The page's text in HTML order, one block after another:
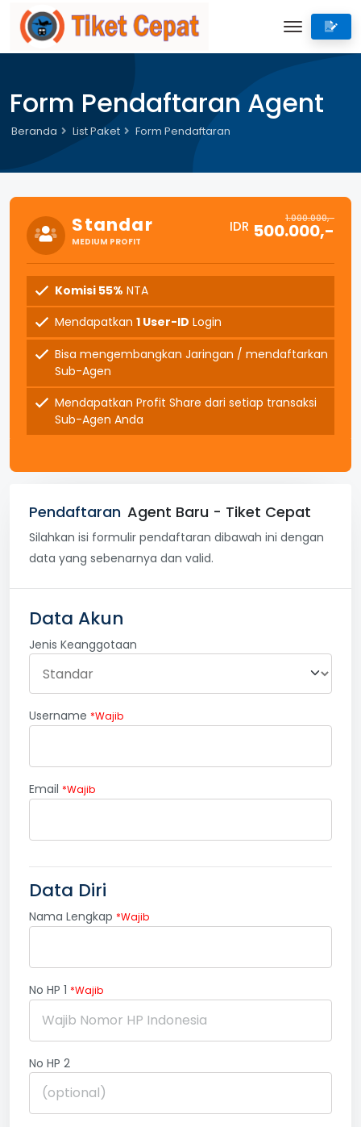
Form Pendaftaran Agent
Beranda List Paket Form Pendaftaran
Standar
MEDIUM PROFIT
1.000.000,-
IDR 500.000,-
Komisi 55% NTA
Mendapatkan 1 User-ID Login
Bisa mengembangkan Jaringan / mendaftarkan
Sub-Agen
Mendapatkan Profit Share dari setiap transaksi
Sub-Agen Anda
Pendaftaran Agent Baru - Tiket Cepat
Silahkan isi formulir pendaftaran dibawah ini dengan
data yang sebenarnya dan valid.
Data Akun
Jenis Keanggotaan
Username *Wajib
Email *Wajib
Data Diri
Nama Lengkap *Wajib
No HP 1 *Wajib
No HP 2